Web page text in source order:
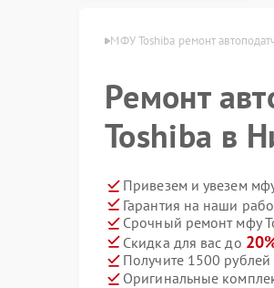
Нижнем Новгороде МФУ Toshiba ремонт
Ремонт
Toshiba в
Привезем и увезем
Гарантия на наши
Срочный ремонт мфу
Скидка для вас до
Получите 1500
Оригинальные